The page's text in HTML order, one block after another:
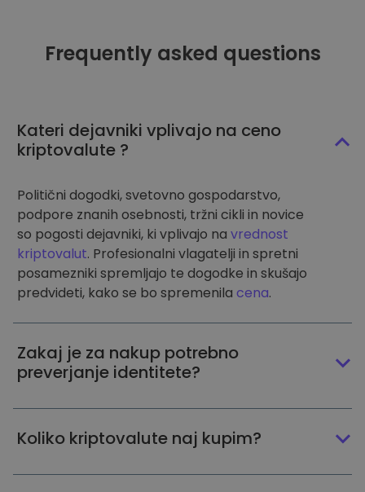
Frequently asked questions
Kateri dejavniki vplivajo na ceno
kriptovalute ?
Politični dogodki, svetovno gospodarstvo,
podpore znanih osebnosti, tržni cikli in novice
so pogosti dejavniki, ki vplivajo na vrednost
kriptovalut. Profesionalni vlagatelji in spretni
posamezniki spremljajo te dogodke in skušajo
predvideti, kako se bo spremenila cena.
Zakaj je za nakup potrebno
preverjanje identitete?
Koliko kriptovalute naj kupim?